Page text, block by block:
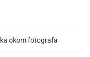
okom fotografa